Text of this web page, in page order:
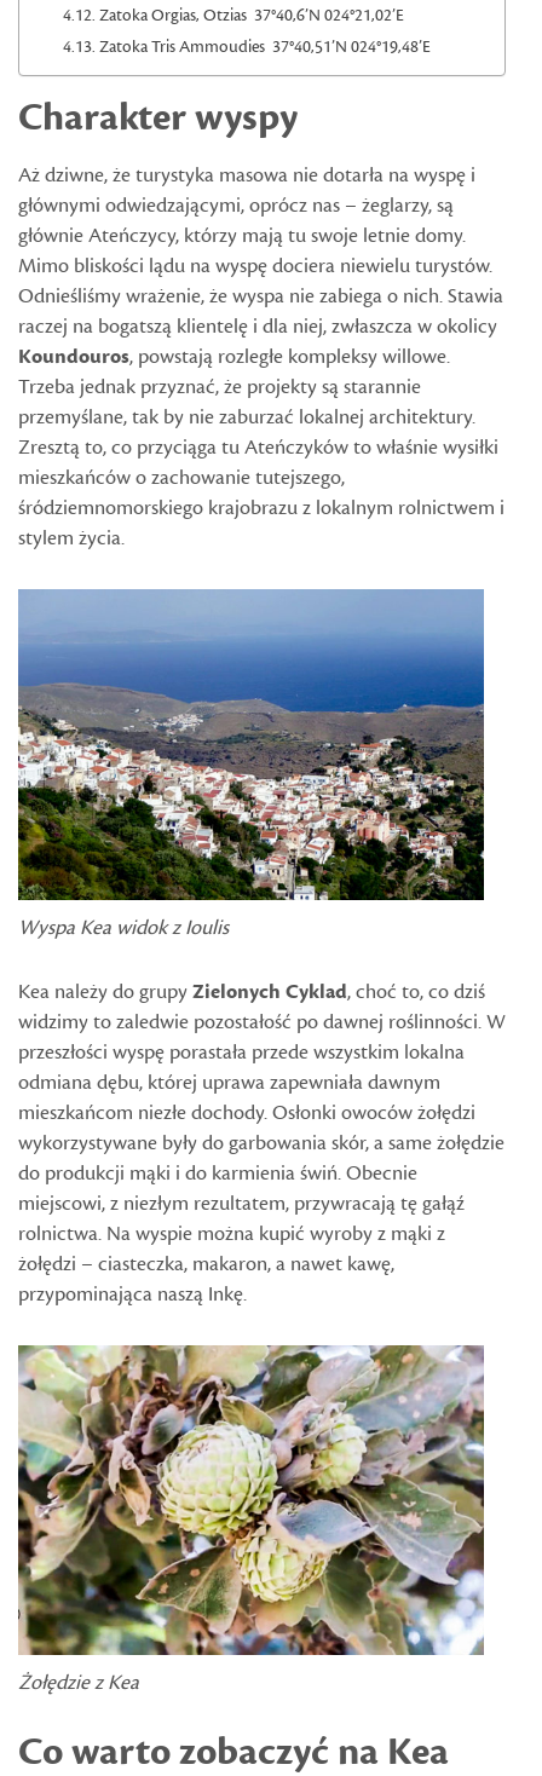
Zatoka Orgias, Otzias 37°40,6’N 024°21,02’E
Zatoka Tris Ammoudies 37°40,51’N 024°19,48’E
Charakter wyspy
Aż dziwne, że turystyka masowa nie dotarła na wyspę i
głównymi odwiedzającymi, oprócz nas – żeglarzy, są
głównie Ateńczycy, którzy mają tu swoje letnie domy.
Mimo bliskości lądu na wyspę dociera niewielu turystów.
Odnieśliśmy wrażenie, że wyspa nie zabiega o nich. Stawia
raczej na bogatszą klientelę i dla niej, zwłaszcza w okolicy
Koundouros, powstają rozległe kompleksy willowe.
Trzeba jednak przyznać, że projekty są starannie
przemyślane, tak by nie zaburzać lokalnej architektury.
Zresztą to, co przyciąga tu Ateńczyków to właśnie wysiłki
mieszkańców o zachowanie tutejszego,
śródziemnomorskiego krajobrazu z lokalnym rolnictwem i
stylem życia.
Wyspa Kea widok z Ioulis
Kea należy do grupyZielonych Cyklad, choć to, co dziś
widzimy to zaledwie pozostałość po dawnej roślinności. W
przeszłości wyspę porastała przede wszystkim lokalna
odmiana dębu, której uprawa zapewniała dawnym
mieszkańcom niezłe dochody. Osłonki owoców żołędzi
wykorzystywane były do garbowania skór, a same żołędzie
do produkcji mąki i do karmienia świń. Obecnie
miejscowi, z niezłym rezultatem, przywracają tę gałąź
rolnictwa. Na wyspie można kupić wyroby z mąki z
żołędzi – ciasteczka, makaron, a nawet kawę,
przypominająca naszą Inkę.
Żołędzie z Kea
Co warto zobaczyć na Kea